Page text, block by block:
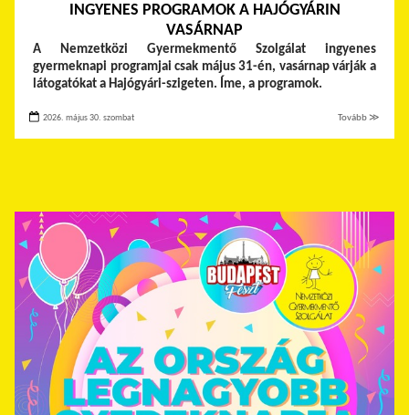
INGYENES PROGRAMOK A HAJÓGYÁRIN
VASÁRNAP
A Nemzetközi Gyermekmentő Szolgálat ingyenes
gyermeknapi programjai csak május 31-én, vasárnap várják a
látogatókat a Hajógyári-szigeten. Íme, a programok.
2026. május 30. szombat Tovább ≫